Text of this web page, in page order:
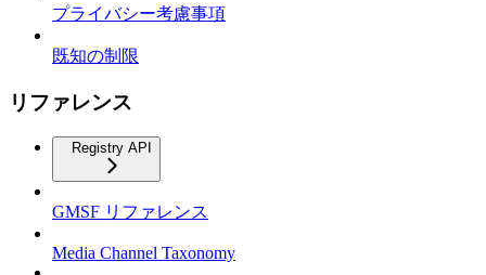
プライバシー考慮事項
既知の制限
リファレンス
Registry API
GMSF リファレンス
Media Channel Taxonomy